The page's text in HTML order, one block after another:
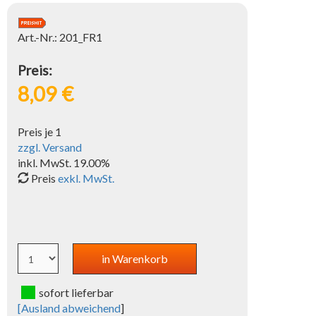
Art.-Nr.: 201_FR1
Preis:
8,09 €
Preis je 1
zzgl. Versand
inkl. MwSt. 19.00%
Preisexkl. MwSt.
sofort lieferbar
[Ausland abweichend]